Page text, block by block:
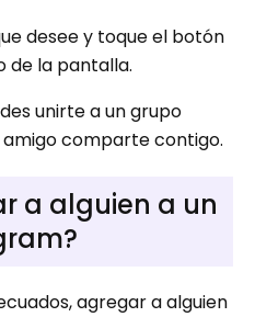
desee y toque el botón
de la pantalla.
unirte a un grupo
amigo comparte contigo.
a alguien a un
agregar a alguien